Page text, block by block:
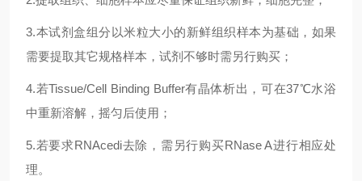
3.本试剂盒组分以米粒大小的新鲜组织样本为基础，如果
需要提取其它规格样本，试剂不够时需另行购买；
4.若Tissue/Cell Binding Buffer有晶体析出，可在37℃水浴
中重新溶解，摇匀后使用；
5.若要求RNAcedi去除，需另行购买RNase A进行相应处
理。